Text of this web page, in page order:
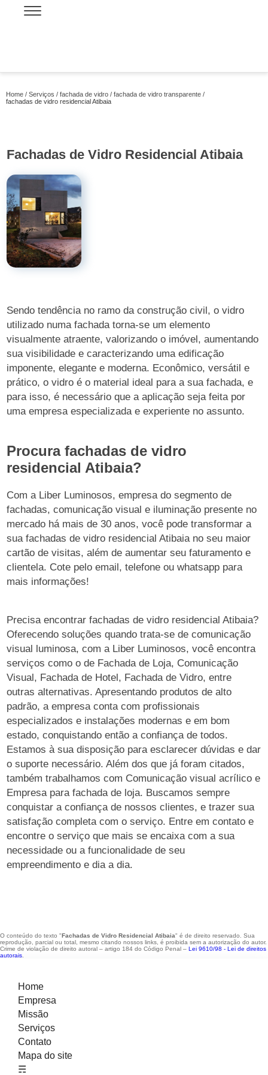
Home Serviços fachada de vidro
fachada de vidro transparente
fachadas de vidro residencial Atibaia
Fachadas de Vidro Residencial Atibaia
Sendo tendência no ramo da construção civil, o vidro
utilizado numa fachada torna-se um elemento
visualmente atraente, valorizando o imóvel, aumentando
sua visibilidade e caracterizando uma edificação
imponente, elegante e moderna. Econômico, versátil e
prático, o vidro é o material ideal para a sua fachada, e
para isso, é necessário que a aplicação seja feita por
uma empresa especializada e experiente no assunto.
Procura fachadas de vidro
residencial Atibaia?
Com a Liber Luminosos, empresa do segmento de
fachadas, comunicação visual e iluminação presente no
mercado há mais de 30 anos, você pode transformar a
sua fachadas de vidro residencial Atibaia no seu maior
cartão de visitas, além de aumentar seu faturamento e
clientela. Cote pelo email, telefone ou whatsapp para
mais informações!
Precisa encontrar fachadas de vidro residencial Atibaia?
Oferecendo soluções quando trata-se de comunicação
visual luminosa, com a Liber Luminosos, você encontra
serviços como o de Fachada de Loja, Comunicação
Visual, Fachada de Hotel, Fachada de Vidro, entre
outras alternativas. Apresentando produtos de alto
padrão, a empresa conta com profissionais
especializados e instalações modernas e em bom
estado, conquistando então a confiança de todos.
Estamos à sua disposição para esclarecer dúvidas e dar
o suporte necessário. Além dos que já foram citados,
também trabalhamos com Comunicação visual acrílico e
Empresa para fachada de loja. Buscamos sempre
conquistar a confiança de nossos clientes, e trazer sua
satisfação completa com o serviço. Entre em contato e
encontre o serviço que mais se encaixa com a sua
necessidade ou a funcionalidade de seu
empreendimento e dia a dia.
O conteúdo do texto "Fachadas de Vidro Residencial Atibaia" é de direito reservado. Sua
reprodução, parcial ou total, mesmo citando nossos links, é proibida sem a autorização do autor.
Crime de violação de direito autoral – artigo 184 do Código Penal – Lei 9610/98 - Lei de direitos
autorais
Home
Empresa
Missão
Serviços
Contato
Mapa do site
☴